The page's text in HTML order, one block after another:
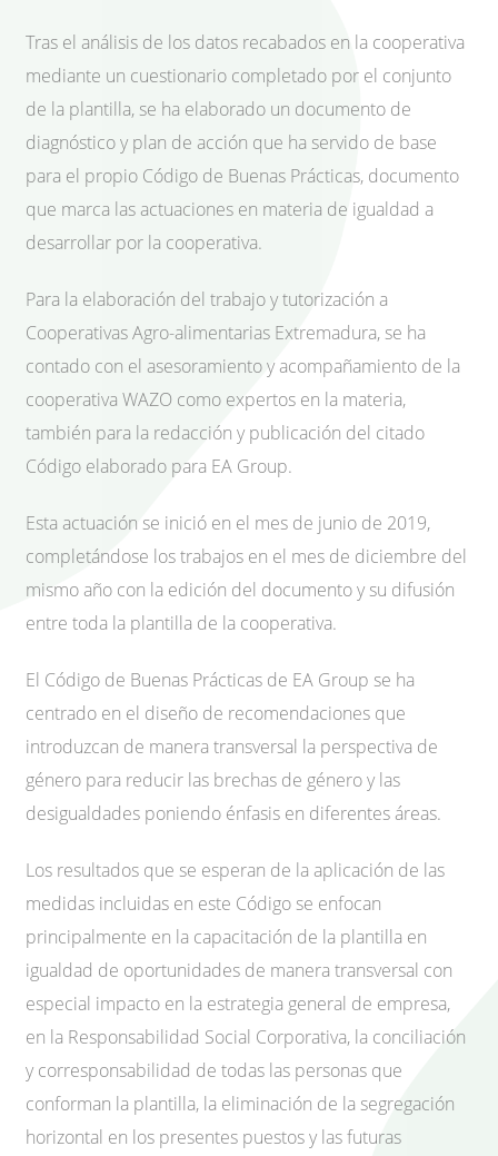
Tras el análisis de los datos recabados en la cooperativa
mediante un cuestionario completado por el conjunto
de la plantilla, se ha elaborado un documento de
diagnóstico y plan de acción que ha servido de base
para el propio Código de Buenas Prácticas, documento
que marca las actuaciones en materia de igualdad a
desarrollar por la cooperativa.
Para la elaboración del trabajo y tutorización a
Cooperativas Agro-alimentarias Extremadura, se ha
contado con el asesoramiento y acompañamiento de la
cooperativa WAZO como expertos en la materia,
también para la redacción y publicación del citado
Código elaborado para EA Group.
Esta actuación se inició en el mes de junio de 2019,
completándose los trabajos en el mes de diciembre del
mismo año con la edición del documento y su difusión
entre toda la plantilla de la cooperativa.
El Código de Buenas Prácticas de EA Group se ha
centrado en el diseño de recomendaciones que
introduzcan de manera transversal la perspectiva de
género para reducir las brechas de género y las
desigualdades poniendo énfasis en diferentes áreas.
Los resultados que se esperan de la aplicación de las
medidas incluidas en este Código se enfocan
principalmente en la capacitación de la plantilla en
igualdad de oportunidades de manera transversal con
especial impacto en la estrategia general de empresa,
en la Responsabilidad Social Corporativa, la conciliación
y corresponsabilidad de todas las personas que
conforman la plantilla, la eliminación de la segregación
horizontal en los presentes puestos y las futuras